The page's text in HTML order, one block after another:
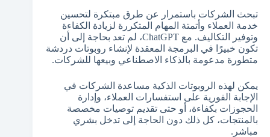
تبحث الشركات باستمرار عن طرق مبتكرة لتحسين
خدمة العملاء وأتمتة المهام المتكررة لزيادة الكفاءة
وتوفير التكاليف. مع ChatGPT، لم تعد بحاجة إلى أن
تكون خبيرًا في البرمجة المعقدة لإنشاء روبوتات دردشة
متطورة مدعومة بالذكاء الاصطناعي وبيعها للشركات.
يمكن لهذه الروبوتات الذكية مساعدة الشركات في
الإجابة الفورية على استفسارات العملاء، وإدارة
الحجوزات بكفاءة، أو حتى تقديم توصيات مخصصة
بالمنتجات، كل ذلك دون الحاجة إلى تدخل بشري
مباشر.